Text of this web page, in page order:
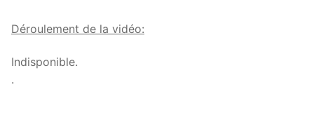
Déroulement de la vidéo:
Indisponible.
.